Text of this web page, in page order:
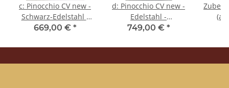
c: Pinocchio CV new -
Schwarz-Edelstahl -
Tassengestell aus
Spinel
669,00 € *
d: Pinocchio CV new -
Edelstahl -
Tassengestell aus
Spinel
749,00 € *